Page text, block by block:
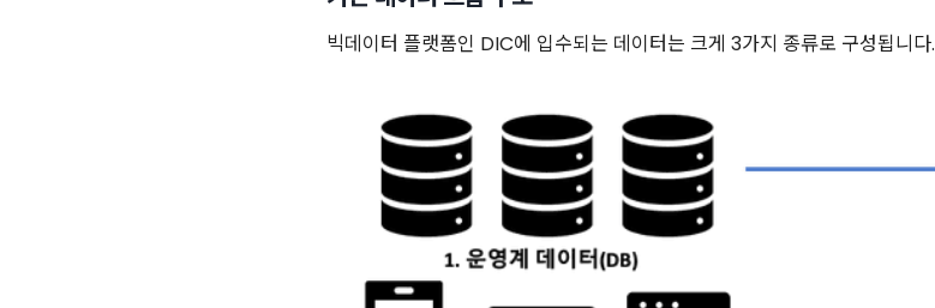
빅데이터 플랫폼인 DIC에 입수되는 데이터는 크게 3가지 종류로 구성됩니다.